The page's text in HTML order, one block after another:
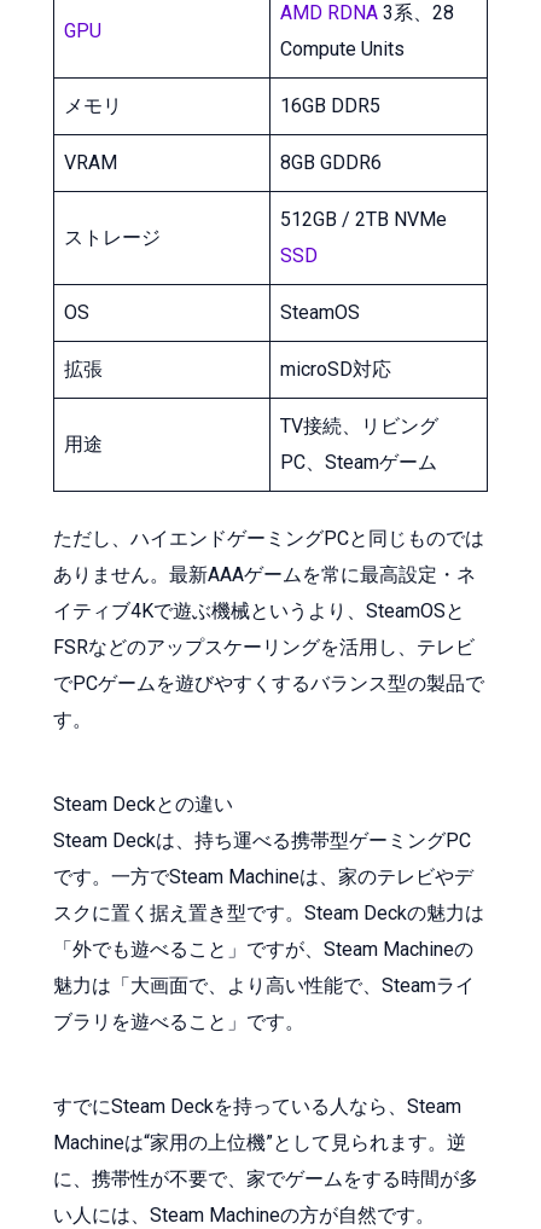
GPU
AMD RDNA 3系、28
Compute Units
メモリ 16GB DDR5
VRAM 8GB GDDR6
ストレージ
512GB / 2TB NVMe
SSD
OS SteamOS
拡張 microSD対応
用途
TV接続、リビング
PC、Steamゲーム
ただし、ハイエンドゲーミングPCと同じものでは
ありません。最新AAAゲームを常に最高設定・ネ
イティブ4Kで遊ぶ機械というより、SteamOSと
FSRなどのアップスケーリングを活用し、テレビ
でPCゲームを遊びやすくするバランス型の製品で
す。
Steam Deckとの違い
Steam Deckは、持ち運べる携帯型ゲーミングPC
です。一方でSteam Machineは、家のテレビやデ
スクに置く据え置き型です。Steam Deckの魅力は
「外でも遊べること」ですが、Steam Machineの
魅力は「大画面で、より高い性能で、Steamライ
ブラリを遊べること」です。
すでにSteam Deckを持っている人なら、Steam
Machineは“家用の上位機”として見られます。逆
に、携帯性が不要で、家でゲームをする時間が多
い人には、Steam Machineの方が自然です。